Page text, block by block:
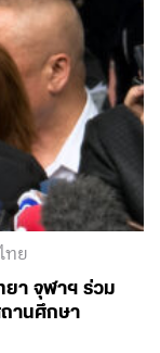
ทย
ยา จุฬาฯ ร่วม
านศึกษา